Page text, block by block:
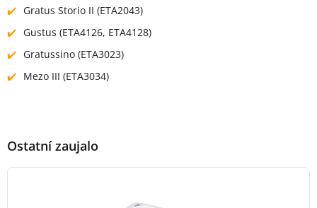
Gratus Storio II (ETA2043)
Gustus (ETA4126, ETA4128)
Gratussino (ETA3023)
Mezo III (ETA3034)
Ostatní zaujalo